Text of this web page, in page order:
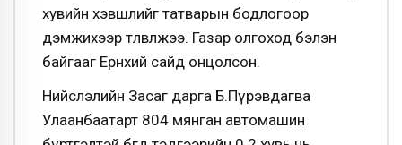
хувийн хэвшлийг татварын бодлогоор
дэмжихээр төлөвлөжээ. Газар олгоход бэлэн
байгааг Ерөнхий сайд онцолсон.
Нийслэлийн Засаг дарга Б.Пүрэвдагва
Улаанбаатарт 804 мянган автомашин